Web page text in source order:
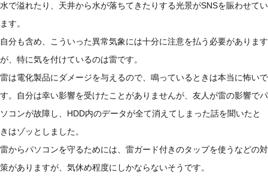
水で溢れたり、天井から水が落ちてきたりする光景がSNSを賑わせてい
ます。
自分も含め、こういった異常気象には十分に注意を払う必要があります
が、特に気を付けているのは雷です。
雷は電化製品にダメージを与えるので、鳴っているときは本当に怖いで
す。自分は幸い影響を受けたことがありませんが、友人が雷の影響でパ
ソコンが故障し、HDD内のデータが全て消えてしまった話を聞いたと
きはゾッとしました。
雷からパソコンを守るためには、雷ガード付きのタップを使うなどの対
策がありますが、気休め程度にしかならないそうです。